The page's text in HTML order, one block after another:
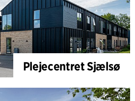
Plejecentret Sjælsø